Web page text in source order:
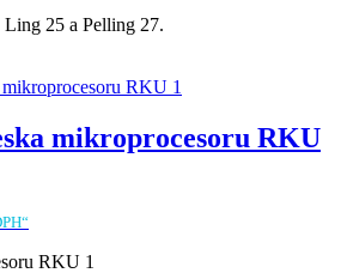
25 a Pelling 27.
mikroprocesoru RKU
RKU 1